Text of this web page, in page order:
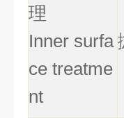
理
Inner surfa
ce treatme
nt